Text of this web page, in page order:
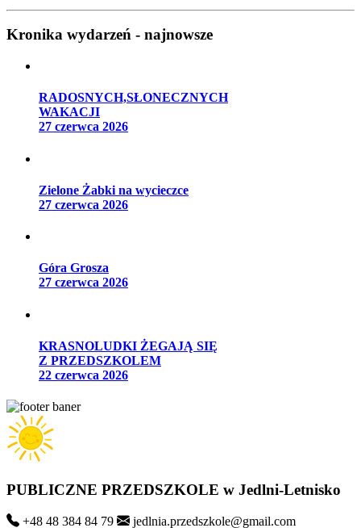
Kronika wydarzeń - najnowsze
RADOSNYCH,SŁONECZNYCH
WAKACJI
27 czerwca 2026
Zielone Żabki na wycieczce
27 czerwca 2026
Góra Grosza
27 czerwca 2026
KRASNOLUDKI ŻEGAJĄ SIĘ
Z PRZEDSZKOLEM
22 czerwca 2026
PUBLICZNE PRZEDSZKOLE w Jedlni-Letnisko
+48 48 384 84 79 jedlnia.przedszkole@gmail.com